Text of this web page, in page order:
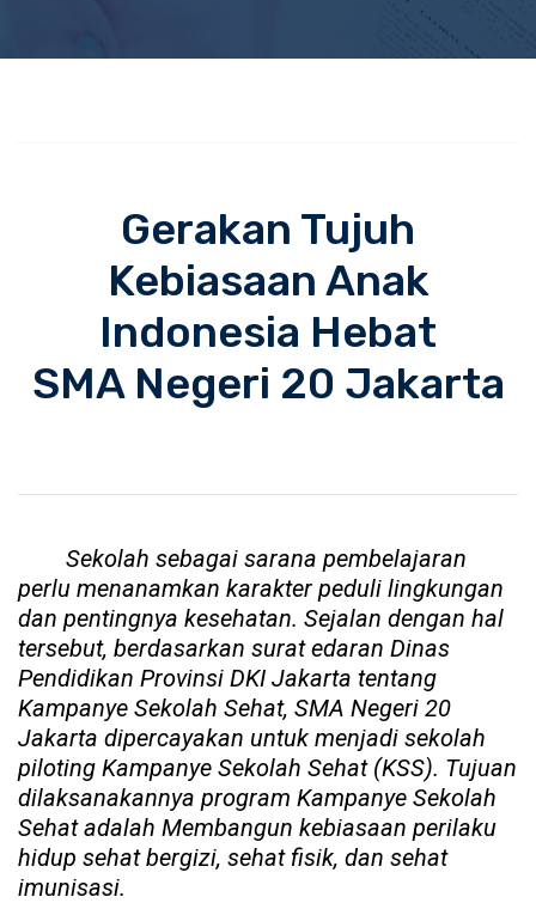
Gerakan Tujuh
Kebiasaan Anak
Indonesia Hebat
SMA Negeri 20 Jakarta
Sekolah sebagai sarana pembelajaran
perlu menanamkan karakter peduli lingkungan
dan pentingnya kesehatan. Sejalan dengan hal
tersebut, berdasarkan surat edaran Dinas
Pendidikan Provinsi DKI Jakarta tentang
Kampanye Sekolah Sehat, SMA Negeri 20
Jakarta dipercayakan untuk menjadi sekolah
piloting Kampanye Sekolah Sehat (KSS). Tujuan
dilaksanakannya program Kampanye Sekolah
Sehat adalah Membangun kebiasaan perilaku
hidup sehat bergizi, sehat fisik, dan sehat
imunisasi.